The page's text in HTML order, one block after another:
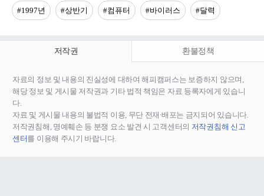
#1997년 #상반기 #컴퓨터 #바이러스 #달력
저작권 환불정책
자료의 정보 및 내용의 진실성에 대하여 해피캠퍼스는 보증하지 않으며,
해당 정보 및 게시물 저작권과 기타 법적 책임은 자료 등록자에게 있습니
다.
자료 및 게시물 내용의 불법적 이용, 무단 전재∙배포는 금지되어 있습니다.
저작권침해, 명예훼손 등 분쟁 요소 발견 시 고객센터의 저작권침해 신고
센터를 이용해 주시기 바랍니다.